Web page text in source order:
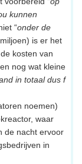
kunnen
“onder de
is er het
kosten van
nog wat kleine
in totaal dus f
noemen)
waar
de nacht ervoor
in